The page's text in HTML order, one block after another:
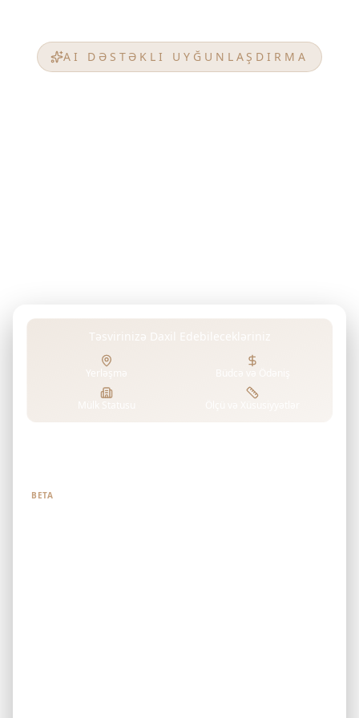
hazırlandığı bir evə xoş gəldiniz.
AI DƏSTƏKLI UYĞUNLAŞDIRMA
Təsvirinizə Daxil Edebilecekləriniz
Yerləşmə
BETA